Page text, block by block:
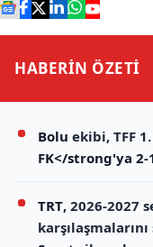
HABERİN ÖZETİ
Bolu ekibi, TFF
FK</strong'ya
TRT, 2026-2027